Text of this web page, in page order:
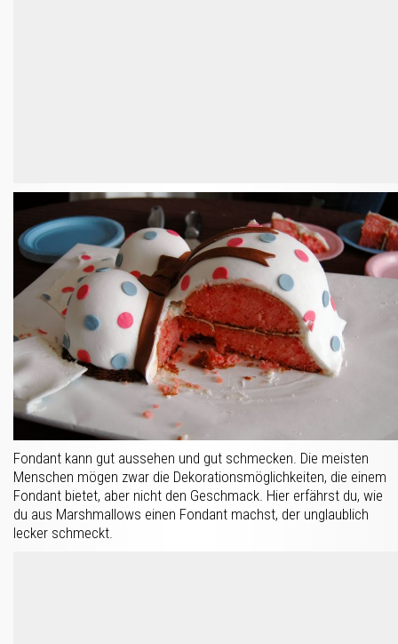
Fondant kann gut aussehen und gut schmecken. Die meisten
Menschen mögen zwar die Dekorationsmöglichkeiten, die einem
Fondant bietet, aber nicht den Geschmack. Hier erfährst du, wie
du aus Marshmallows einen Fondant machst, der unglaublich
lecker schmeckt.